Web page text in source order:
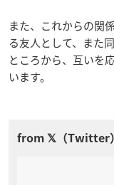
また、これからの関
る友人として、また
ところから、互いを
います。